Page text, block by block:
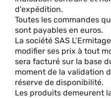
d'expédition.
Toutes les commandes
sont payables en euros.
La société SAS
modifier ses prix à tout
sera facturé sur la base
moment de la validation
réserve de disponibilité.
Les produits demeurent